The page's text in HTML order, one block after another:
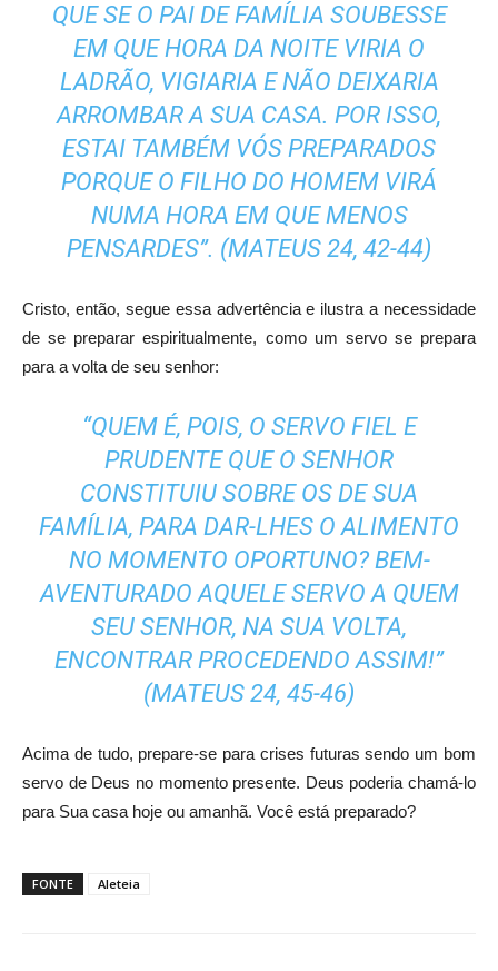
QUE SE O PAI DE FAMÍLIA SOUBESSE
EM QUE HORA DA NOITE VIRIA O
LADRÃO, VIGIARIA E NÃO DEIXARIA
ARROMBAR A SUA CASA. POR ISSO,
ESTAI TAMBÉM VÓS PREPARADOS
PORQUE O FILHO DO HOMEM VIRÁ
NUMA HORA EM QUE MENOS
PENSARDES”. (MATEUS 24, 42-44)
Cristo, então, segue essa advertência e ilustra a necessidade
de se preparar espiritualmente, como um servo se prepara
para a volta de seu senhor:
“QUEM É, POIS, O SERVO FIEL E
PRUDENTE QUE O SENHOR
CONSTITUIU SOBRE OS DE SUA
FAMÍLIA, PARA DAR-LHES O ALIMENTO
NO MOMENTO OPORTUNO? BEM-
AVENTURADO AQUELE SERVO A QUEM
SEU SENHOR, NA SUA VOLTA,
ENCONTRAR PROCEDENDO ASSIM!”
(MATEUS 24, 45-46)
Acima de tudo, prepare-se para crises futuras sendo um bom
servo de Deus no momento presente. Deus poderia chamá-lo
para Sua casa hoje ou amanhã. Você está preparado?
FONTE Aleteia